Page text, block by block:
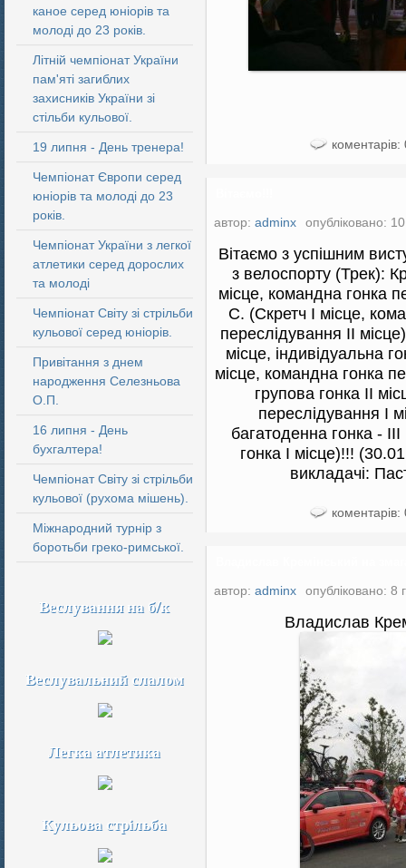
каное серед юніорів та
молоді до 23 років.
Літній чемпіонат України
пам'яті загиблих
захисників України зі
стільби кульової.
19 липня - День тренера!
Чемпіонат Європи серед
юніорів та молоді до 23
років.
Чемпіонат України з легкої
атлетики серед дорослих
та молоді
Чемпіонат Світу зі стрільби
кульової серед юніорів.
Привітання з днем
народження Селезньова
О.П.
16 липня - День
бухгалтера!
Чемпіонат Світу зі стрільби
кульової (рухома мішень).
Міжнародний турнір з
боротьби греко-римської.
Веслування на б/к
Веслувальний слалом
Легка атлетика
Кульова стрільба
коментарів:
автор: adminx опубліковано:
Вітаємо з успішним
з велоспорту (Трек):
місце, командна гонка
С. (Скретч І місце,
переслідування ІІ
місце, індивідуальна
місце, командна гонка
групова гонка ІІ
переслідування І
багатоденна гонка -
гонка І місце)!!!
викладачі:
коментарів:
автор: adminx опубліковано: 8
Владислав